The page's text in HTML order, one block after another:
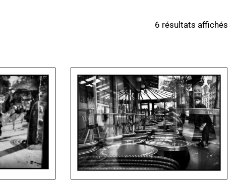
6 résultats affichés